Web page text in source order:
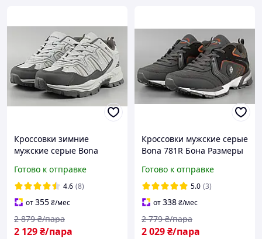
Кроссовки зимние
мужские серые Bona
с мехом Размеры 41 44
Готово к отправке
4.6 (8)
от355₴/мес
2 129₴/пара
2 879 ₴/пара
Кроссовки мужские серые
Bona 781R Бона Размеры
Готово к отправке
5.0 (3)
от338₴/мес
2 029₴/пара
2 779 ₴/пара